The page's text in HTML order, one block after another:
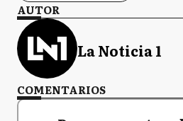
AUTOR
La Noticia 1
COMENTARIOS